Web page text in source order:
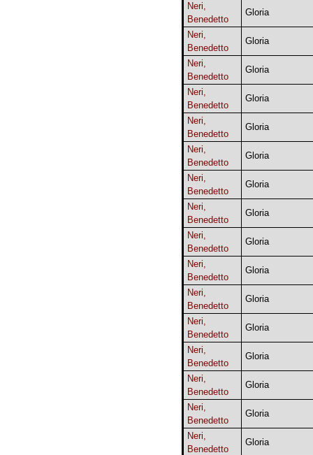
Neri,
Benedetto
Gloria
Neri,
Benedetto
Gloria
Neri,
Benedetto
Gloria
Neri,
Benedetto
Gloria
Neri,
Benedetto
Gloria
Neri,
Benedetto
Gloria
Neri,
Benedetto
Gloria
Neri,
Benedetto
Gloria
Neri,
Benedetto
Gloria
Neri,
Benedetto
Gloria
Neri,
Benedetto
Gloria
Neri,
Benedetto
Gloria
Neri,
Benedetto
Gloria
Neri,
Benedetto
Gloria
Neri,
Benedetto
Gloria
Neri,
Benedetto
Gloria